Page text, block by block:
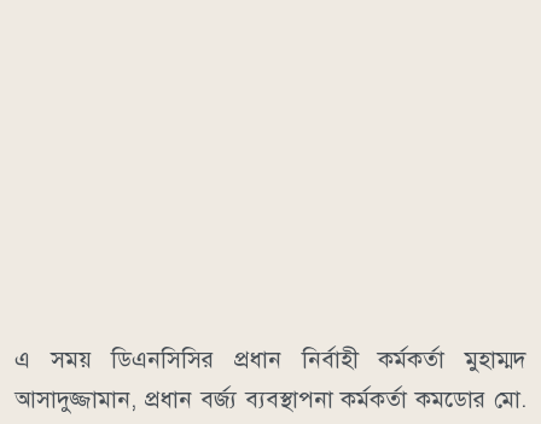
এ সময় ডিএনসিসির প্রধান নির্বাহী কর্মকর্তা মুহাম্মদ
আসাদুজ্জামান, প্রধান বর্জ্য ব্যবস্থাপনা কর্মকর্তা কমডোর মো.